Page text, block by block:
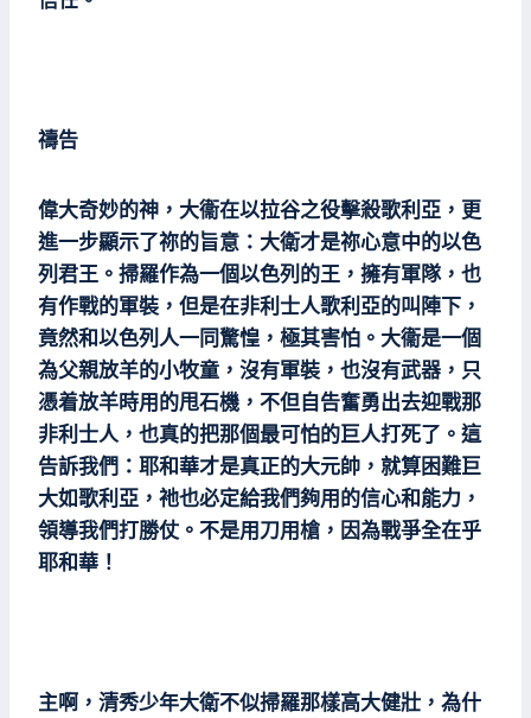
禱告
偉大奇妙的神，大衞在以拉谷之役擊殺歌利亞，更
進一步顯示了祢的旨意：大衛才是祢心意中的以色
列君王。掃羅作為一個以色列的王，擁有軍隊，也
有作戰的軍裝，但是在非利士人歌利亞的叫陣下，
竟然和以色列人一同驚惶，極其害怕。大衞是一個
為父親放羊的小牧童，沒有軍裝，也沒有武器，只
憑着放羊時用的甩石機，不但自告奮勇出去迎戰那
非利士人，也真的把那個最可怕的巨人打死了。這
告訴我們：耶和華才是真正的大元帥，就算困難巨
大如歌利亞，祂也必定給我們夠用的信心和能力，
領導我們打勝仗。不是用刀用槍，因為戰爭全在乎
耶和華！
主啊，清秀少年大衛不似掃羅那樣高大健壯，為什